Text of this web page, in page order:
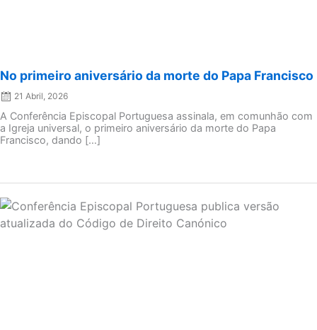
No primeiro aniversário da morte do Papa Francisco
21 Abril, 2026
A Conferência Episcopal Portuguesa assinala, em comunhão com
a Igreja universal, o primeiro aniversário da morte do Papa
Francisco, dando […]
Posted